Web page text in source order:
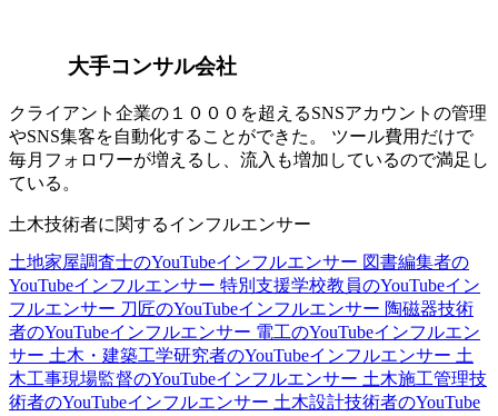
大手コンサル会社
クライアント企業の１０００を超えるSNSアカウントの管理
やSNS集客を自動化することができた。 ツール費用だけで
毎月フォロワーが増えるし、流入も増加しているので満足し
ている。
土木技術者に関するインフルエンサー
土地家屋調査士のYouTubeインフルエンサー 図書編集者の
YouTubeインフルエンサー 特別支援学校教員のYouTubeイン
フルエンサー 刀匠のYouTubeインフルエンサー 陶磁器技術
者のYouTubeインフルエンサー 電工のYouTubeインフルエン
サー 土木・建築工学研究者のYouTubeインフルエンサー 土
木工事現場監督のYouTubeインフルエンサー 土木施工管理技
術者のYouTubeインフルエンサー 土木設計技術者のYouTube